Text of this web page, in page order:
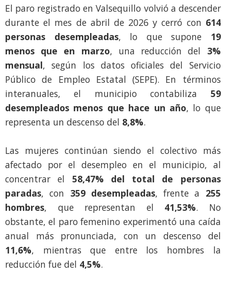
El paro registrado en Valsequillo volvió a descender
durante el mes de abril de 2026 y cerró con 614
personas desempleadas, lo que supone 19
menos que en marzo, una reducción del 3%
mensual, según los datos oficiales del Servicio
Público de Empleo Estatal (SEPE). En términos
interanuales, el municipio contabiliza 59
desempleados menos que hace un año, lo que
representa un descenso del 8,8%.
Las mujeres continúan siendo el colectivo más
afectado por el desempleo en el municipio, al
concentrar el 58,47% del total de personas
paradas, con 359 desempleadas, frente a 255
hombres, que representan el 41,53%. No
obstante, el paro femenino experimentó una caída
anual más pronunciada, con un descenso del
11,6%, mientras que entre los hombres la
reducción fue del 4,5%.